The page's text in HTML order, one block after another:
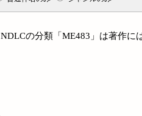
NDLCの分類「ME483」は著作に